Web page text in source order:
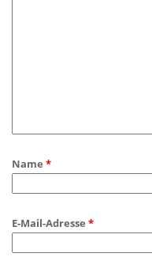
Name *
E-Mail-Adresse *